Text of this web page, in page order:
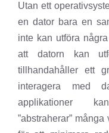
Utan ett
en dator bara en
inte kan utföra
att datorn kan
tillhandahåller ett
interagera med
applikationer
”abstraherar”